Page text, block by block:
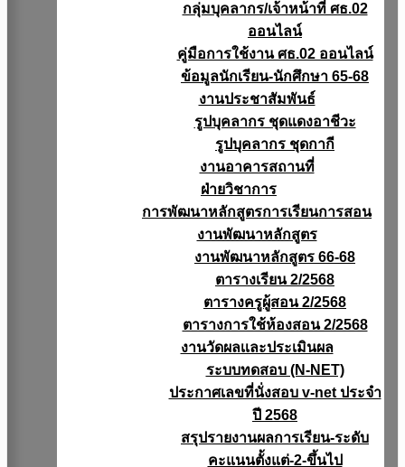
กลุ่มบุคลากร/เจ้าหน้าที่ ศธ.02
ออนไลน์
คู่มือการใช้งาน ศธ.02 ออนไลน์
ข้อมูลนักเรียน-นักศึกษา 65-68
งานประชาสัมพันธ์
รูปบุคลากร ชุดแดงอาชีวะ
รูปบุคลากร ชุดกากี
งานอาคารสถานที่
ฝ่ายวิชาการ
การพัฒนาหลักสูตรการเรียนการสอน
งานพัฒนาหลักสูตร
งานพัฒนาหลักสูตร 66-68
ตารางเรียน 2/2568
ตารางครูผู้สอน 2/2568
ตารางการใช้ห้องสอน 2/2568
งานวัดผลเเละประเมินผล
ระบบทดสอบ (N-NET)
ประกาศเลขที่นั่งสอบ v-net ประจำ
ปี 2568
สรุปรายงานผลการเรียน-ระดับ
คะแนนตั้งแต่-2-ขึ้นไป